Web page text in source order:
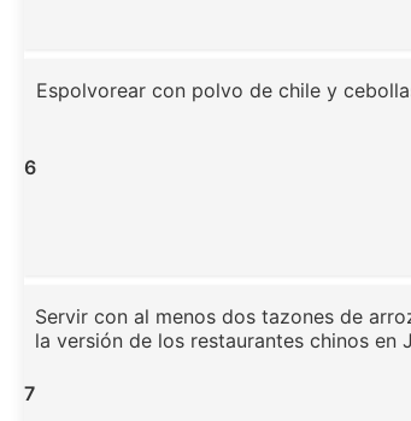
6
Espolvorear con polvo de chile y
7
Servir con al menos dos tazones de
la versión de los restaurantes chinos en